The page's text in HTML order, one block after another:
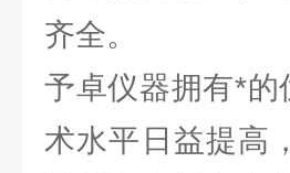
齐全。
予卓仪器拥有*
术水平日益提高